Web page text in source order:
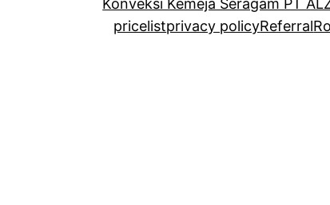
Konveksi Kemeja Seragam PT
pricelistprivacy policyReferral